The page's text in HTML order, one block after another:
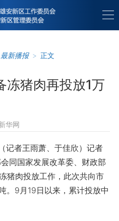
最新播报 > 正文
冻猪肉再投放1万
华网
者王雨萧、于佳欣）记者
同国家发展改革委、财政部
猪肉投放工作，此次共向市
。9月19日以来，累计投放中